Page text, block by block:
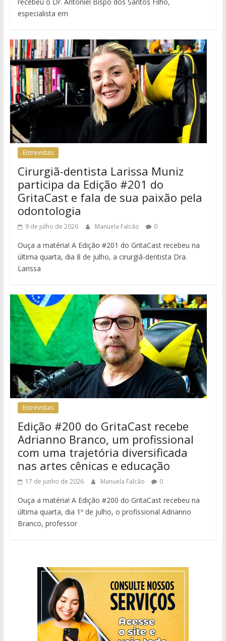
especialista em
Entrevistas
Cirurgiã-dentista Larissa Muniz
participa da Edição #201 do
GritaCast e fala de sua paixão pela
odontologia
9 de julho de 2026 Manuela Falcão 0
Ouça a matéria! A Edição #201 do GritaCast recebeu na
última quarta, dia 8 de julho, a cirurgiã-dentista Dra.
Larissa
Entrevistas
Edição #200 do GritaCast recebe
Adrianno Branco, um profissional
com uma trajetória diversificada
nas artes cênicas e educação
17 de junho de 2026 Manuela Falcão 0
Ouça a matéria! A Edição #200 do GritaCast recebeu na
última quarta, dia 1º de julho, o profissional Adrianno
Branco, professor